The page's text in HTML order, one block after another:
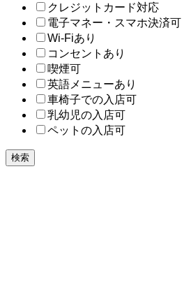
クレジットカード対応
電子マネー・スマホ決済可
Wi-Fiあり
コンセントあり
喫煙可
英語メニューあり
車椅子での入店可
乳幼児の入店可
ペットの入店可
検索